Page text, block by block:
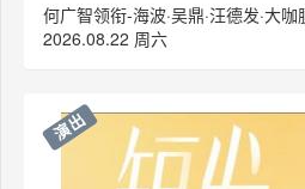
何广智领衔-海波·吴鼎·汪德发·大
2026.08.22 周六
演出